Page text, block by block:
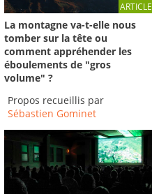
ARTICLE
La montagne va-t-elle nous
tomber sur la tête ou
comment appréhender les
éboulements de "gros
volume" ?
Propos recueillis par
Sébastien Gominet